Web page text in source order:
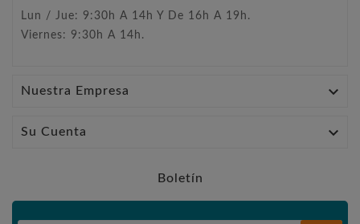
Lun / Jue: 9:30h A 14h Y De 16h A 19h.
Viernes: 9:30h A 14h.
Nuestra Empresa 
Su Cuenta 
Boletín